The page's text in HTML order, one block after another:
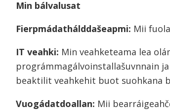
Min bálvalusat
Fierpmádathálddašeapmi: Mii
IT veahki: Min veahketeama lea
prográmmagálvoinstallašuvnnain
beaktilit veahkehit buot suohkana
Vuogádatdoallan: Mii